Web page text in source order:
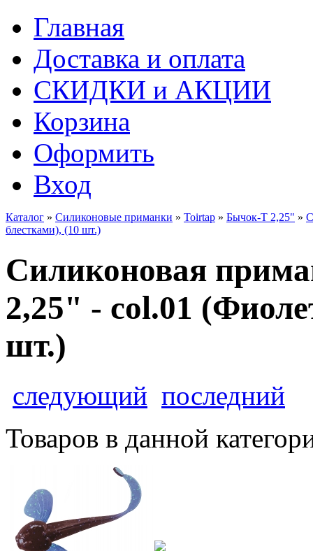
Главная
Доставка и оплата
СКИДКИ и АКЦИИ
Корзина
Оформить
Вход
Каталог » Силиконовые приманки » Toirtap » Бычок-Т 2,25" »
блестками), (10 шт.)
Силиконовая
2,25" - col.01
шт.)
следующий последний
Товаров в данной